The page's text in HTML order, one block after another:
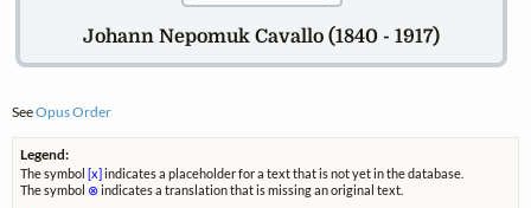
Johann Nepomuk Cavallo (1840 - 1917)
SeeOpus Order
Legend:
The symbol[x]indicates a placeholder for a text that is not yet in the database.
The symbol ⊗indicates a translation that is missing an original text.